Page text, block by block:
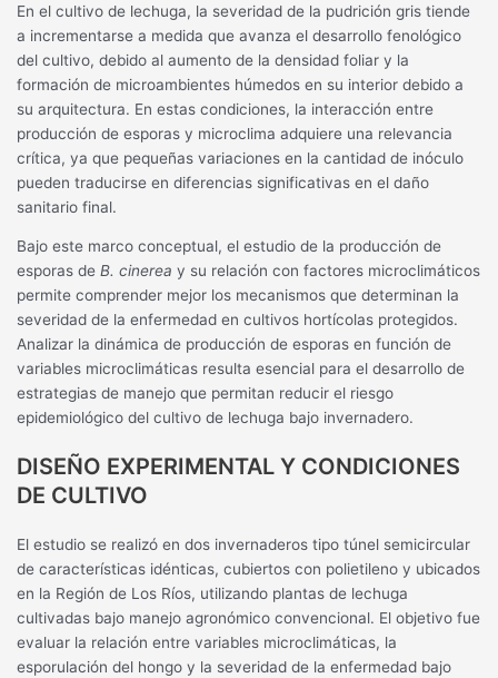
En el cultivo de lechuga, la severidad de la pudrición gris tiende
a incrementarse a medida que avanza el desarrollo fenológico
del cultivo, debido al aumento de la densidad foliar y la
formación de microambientes húmedos en su interior debido a
su arquitectura. En estas condiciones, la interacción entre
producción de esporas y microclima adquiere una relevancia
crítica, ya que pequeñas variaciones en la cantidad de inóculo
pueden traducirse en diferencias significativas en el daño
sanitario final.
Bajo este marco conceptual, el estudio de la producción de
esporas deB. cinerea y su relación con factores microclimáticos
permite comprender mejor los mecanismos que determinan la
severidad de la enfermedad en cultivos hortícolas protegidos.
Analizar la dinámica de producción de esporas en función de
variables microclimáticas resulta esencial para el desarrollo de
estrategias de manejo que permitan reducir el riesgo
epidemiológico del cultivo de lechuga bajo invernadero.
DISEÑO EXPERIMENTAL Y CONDICIONES
DE CULTIVO
El estudio se realizó en dos invernaderos tipo túnel semicircular
de características idénticas, cubiertos con polietileno y ubicados
en la Región de Los Ríos, utilizando plantas de lechuga
cultivadas bajo manejo agronómico convencional. El objetivo fue
evaluar la relación entre variables microclimáticas, la
esporulación del hongo y la severidad de la enfermedad bajo